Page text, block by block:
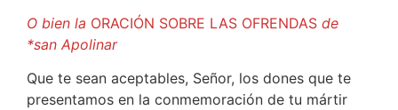
O bien la ORACIÓN SOBRE LAS OFRENDAS de
*san Apolinar
Que te sean aceptables, Señor, los dones que te
presentamos en la conmemoración de tu mártir